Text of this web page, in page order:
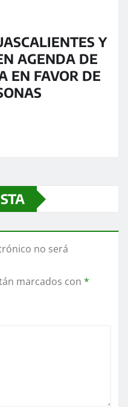
Y
AGENDA DE
EN FAVOR DE
no será
marcados con *